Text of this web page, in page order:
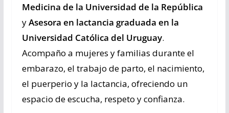
Medicina de la Universidad de la República
yAsesora en lactancia graduada en la
Universidad Católica del Uruguay.
Acompaño a mujeres y familias durante el
embarazo, el trabajo de parto, el nacimiento,
el puerperio y la lactancia, ofreciendo un
espacio de escucha, respeto y confianza.